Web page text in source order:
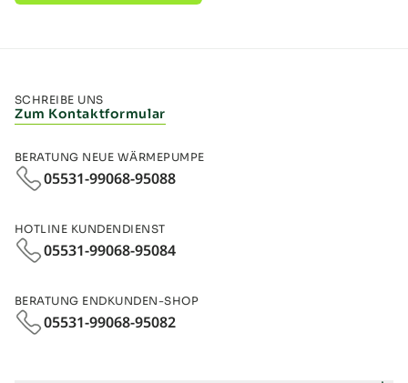
SCHREIBE UNS
Zum Kontaktformular
BERATUNG NEUE WÄRMEPUMPE
05531-99068-95088
HOTLINE KUNDENDIENST
05531-99068-95084
BERATUNG ENDKUNDEN-SHOP
05531-99068‑95082